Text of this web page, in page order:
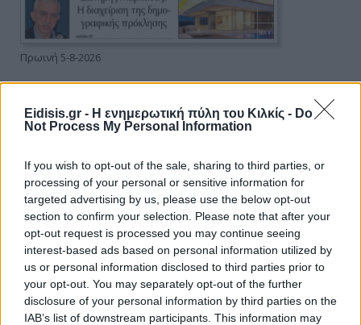
Eidisis.gr - Η ενημερωτική πύλη του Κιλκίς - Do
Not Process My Personal Information
If you wish to opt-out of the sale, sharing to third parties, or
processing of your personal or sensitive information for
targeted advertising by us, please use the below opt-out
section to confirm your selection. Please note that after your
opt-out request is processed you may continue seeing
interest-based ads based on personal information utilized by
us or personal information disclosed to third parties prior to
your opt-out. You may separately opt-out of the further
disclosure of your personal information by third parties on the
IAB’s list of downstream participants. This information may
Πρωινή 5-8-2026